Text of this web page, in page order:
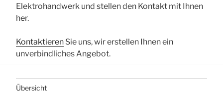
Elektrohandwerk und stellen den Kontakt mit Ihnen
her.
Kontaktieren Sie uns, wir erstellen Ihnen ein
unverbindliches Angebot.
Übersicht